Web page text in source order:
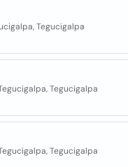
Tegucigalpa
Tegucigalpa
Tegucigalpa